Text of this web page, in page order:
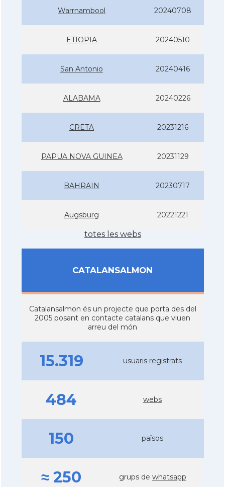
Warrnambool 20240708
ETIOPIA 20240510
San Antonio 20240416
ALABAMA 20240226
CRETA 20231216
PAPUA NOVA GUINEA 20231129
BAHRAIN 20230717
Augsburg 20221221
totes les webs
CATALANSALMON
Catalansalmon és un projecte que porta des del
2005 posant en contacte catalans que viuen
arreu del món
15.319 usuaris registrats
484 webs
150 països
≈ 250 grups de whatsapp